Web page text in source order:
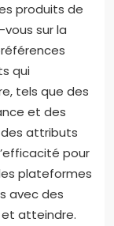
produits de
sur la
qui
tels que des
et des
attributs
pour
plateformes
avec des
et atteindre.